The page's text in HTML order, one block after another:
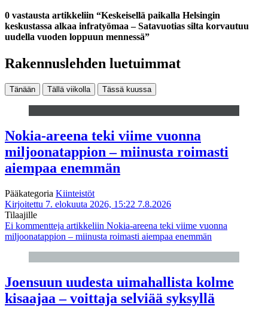
0 vastausta artikkeliin “Keskeisellä paikalla Helsingin
keskustassa alkaa infratyömaa – Satavuotias silta korvautuu
uudella vuoden loppuun mennessä”
Rakennuslehden luetuimmat
Tänään Tällä viikolla Tässä kuussa
Nokia-areena teki viime vuonna
miljoonatappion – miinusta roimasti
aiempaa enemmän
Pääkategoria Kiinteistöt
Kirjoitettu 7. elokuuta 2026, 15:22 7.8.2026
Tilaajille
Ei kommentteja artikkeliin Nokia-areena teki viime vuonna
miljoonatappion – miinusta roimasti aiempaa enemmän
Joensuun uudesta uimahallista kolme
kisaajaa – voittaja selviää syksyllä